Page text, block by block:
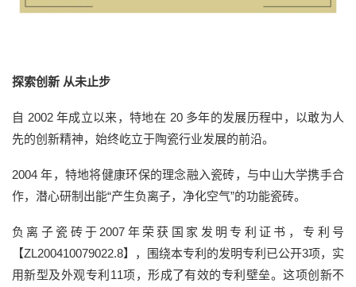
探索创新 从未止步
自 2002 年成立以来，特地在 20 多年的发展历程中，以敢为人
先的创新精神，始终屹立于陶瓷行业发展的前沿。
2004 年，特地将健康环保的理念融入瓷砖，与中山大学携手合
作，潜心研制出能“产生负离子，净化空气”的功能瓷砖。
负离子瓷砖于2007年荣获国家发明专利证书，专利号
【ZL200410079022.8】，围绕本专利的发明专利已公开3项，实
用新型及外观专利11项，形成了有效的专利壁垒。这项创新不